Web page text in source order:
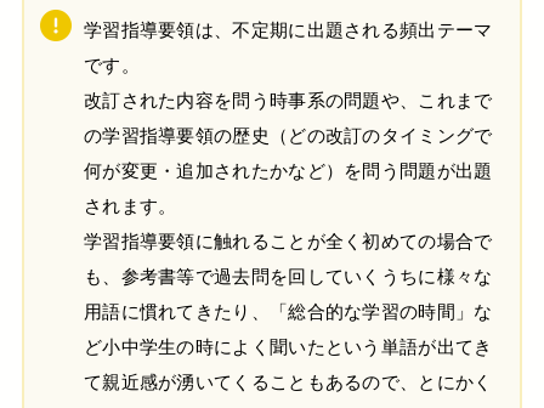
学習指導要領は、不定期に出題される頻出テーマ
です。
改訂された内容を問う時事系の問題や、これまで
の学習指導要領の歴史（どの改訂のタイミングで
何が変更・追加されたかなど）を問う問題が出題
されます。
学習指導要領に触れることが全く初めての場合で
も、参考書等で過去問を回していくうちに様々な
用語に慣れてきたり、「総合的な学習の時間」な
ど小中学生の時によく聞いたという単語が出てき
て親近感が湧いてくることもあるので、とにかく